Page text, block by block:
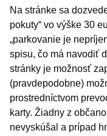
Na stránke sa
pokuty“ vo výške 30
„parkovanie je
spisu, čo má navodiť
stránky je možnosť
(pravdepodobne)
prostredníctvom
karty. Žiadny z
nevyskúšal a prípad